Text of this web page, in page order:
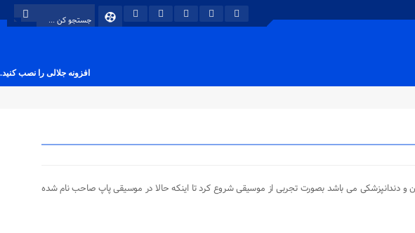
افزونه جلالی را نصب کنید.
مهندسی عمران و دندانپزشکی می باشد بصورت تجربی از موسیقی شروع کرد تا اینکه حالا در موسیقی پاپ صاحب نام شده